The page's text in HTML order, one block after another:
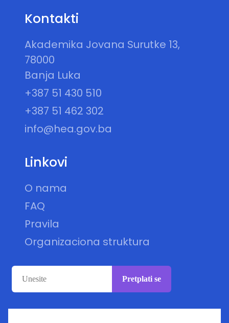
Kontakti
Akademika Jovana Surutke 13,
78000
Banja Luka
+387 51 430 510
+387 51 462 302
info@hea.gov.ba
Linkovi
O nama
FAQ
Pravila
Organizaciona struktura
Pretplati se